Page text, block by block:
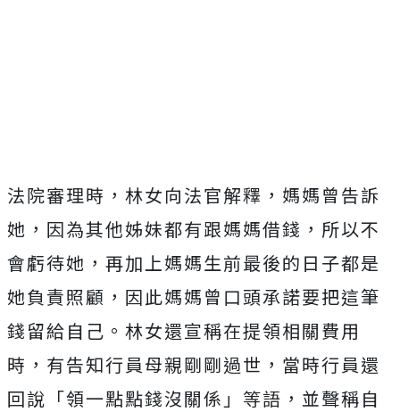
法院審理時，林女向法官解釋，媽媽曾告訴
她，因為其他姊妹都有跟媽媽借錢，所以不
會虧待她，再加上媽媽生前最後的日子都是
她負責照顧，因此媽媽曾口頭承諾要把這筆
錢留給自己。林女還宣稱在提領相關費用
時，有告知行員母親剛剛過世，當時行員還
回說「領一點點錢沒關係」等語，並聲稱自